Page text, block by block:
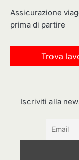
Assicurazione
prima di partire
Trova
Iscriviti alla